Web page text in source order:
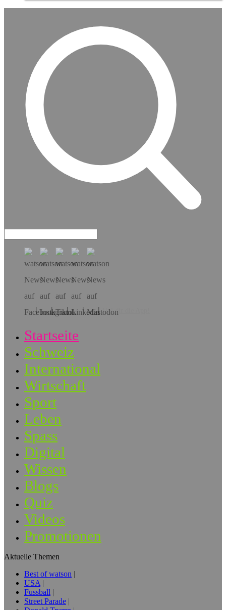
Hol dir die App!
Startseite
Schweiz
International
Wirtschaft
Sport
Leben
Spass
Digital
Wissen
Blogs
Quiz
Videos
Promotionen
Aktuelle Themen
Best of watson
USA
Fussball
Street Parade